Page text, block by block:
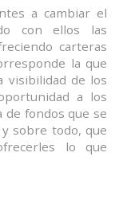
a cambiar el
con ellos las
carteras
la que
visibilidad de los
a los
fondos que se
sobre todo, que
lo que